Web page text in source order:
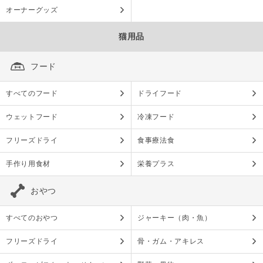
オーナーグッズ
猫用品
フード
すべてのフード ドライフード
ウェットフード 冷凍フード
フリーズドライ 食事療法食
手作り用食材 栄養プラス
おやつ
すべてのおやつ ジャーキー（肉・魚）
フリーズドライ 骨・ガム・アキレス